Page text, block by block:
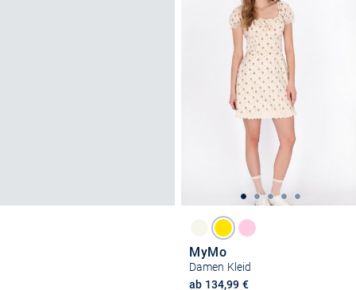
MyMo
Damen Kleid
ab 134,99 €